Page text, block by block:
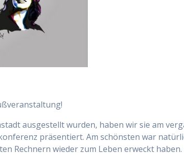
ausgestellt wurden, haben wir sie am
präsentiert. Am schönsten war
Rechnern wieder zum Leben erweckt haben.